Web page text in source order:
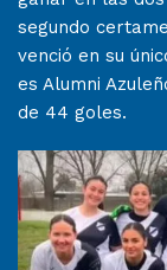
segundo
venció en su
es Alumni
de 44 goles.